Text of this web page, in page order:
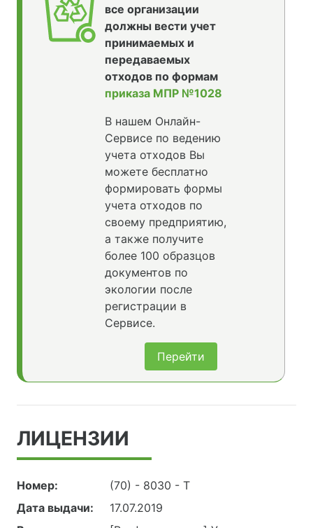
все организации
должны вести учет
принимаемых и
передаваемых
отходов по формам
приказа МПР №1028
В нашем Онлайн-
Сервисе по ведению
учета отходов Вы
можете бесплатно
формировать формы
учета отходов по
своему предприятию,
а также получите
более 100 образцов
документов по
экологии после
регистрации в
Сервисе.
Перейти
ЛИЦЕНЗИИ
Номер:
(70) - 8030 - Т
Дата выдачи:
17.07.2019